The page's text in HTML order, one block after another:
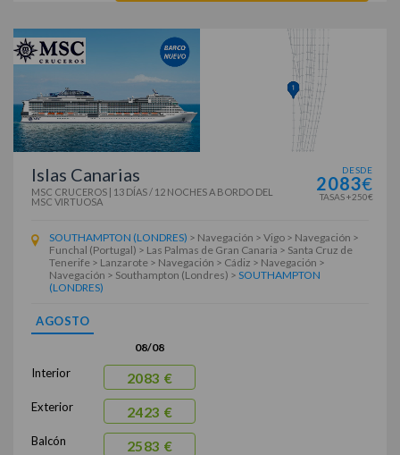
Islas Canarias
MSC CRUCEROS | 13 DÍAS / 12 NOCHESA BORDO DEL
MSC VIRTUOSA
DESDE
2083€
TASAS +250€
SOUTHAMPTON (LONDRES) > Navegación > Vigo > Navegación >
Funchal (Portugal) > Las Palmas de Gran Canaria > Santa Cruz de
Tenerife > Lanzarote > Navegación > Cádiz > Navegación >
Navegación > Southampton (Londres) > SOUTHAMPTON
(LONDRES)
AGOSTO
Interior
Exterior
Balcón
08/08
2083 €
2423 €
2583 €